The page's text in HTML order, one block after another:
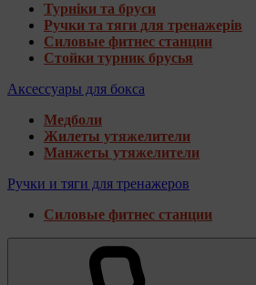
Турніки та бруси
Ручки та тяги для тренажерів
Силовые фитнес станции
Стойки турник брусья
Аксессуары для бокса
Медболи
Жилеты утяжелители
Манжеты утяжелители
Ручки и тяги для тренажеров
Силовые фитнес станции